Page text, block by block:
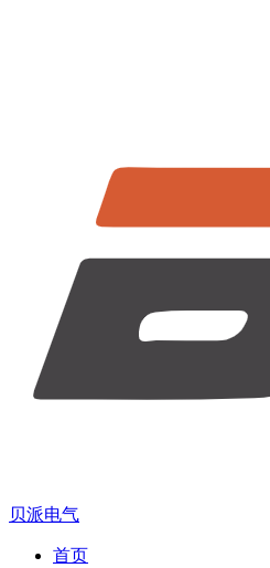
贝派电气
首页